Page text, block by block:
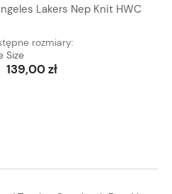
Lakers Nep Knit HWC
rozmiary:
Size
139,00 zł